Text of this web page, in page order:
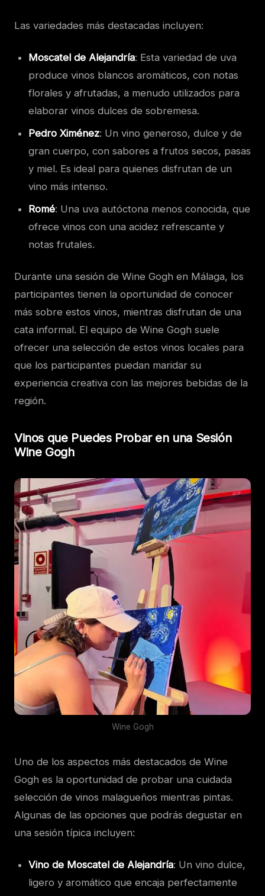
Las variedades más destacadas incluyen:
Moscatel de Alejandría: Esta variedad de uva
produce vinos blancos aromáticos, con notas
florales y afrutadas, a menudo utilizados para
elaborar vinos dulces de sobremesa.
Pedro Ximénez: Un vino generoso, dulce y de
gran cuerpo, con sabores a frutos secos, pasas
y miel. Es ideal para quienes disfrutan de un
vino más intenso.
Romé: Una uva autóctona menos conocida, que
ofrece vinos con una acidez refrescante y
notas frutales.
Durante una sesión de Wine Gogh en Málaga, los
participantes tienen la oportunidad de conocer
más sobre estos vinos, mientras disfrutan de una
cata informal. El equipo de Wine Gogh suele
ofrecer una selección de estos vinos locales para
que los participantes puedan maridar su
experiencia creativa con las mejores bebidas de la
región.
Vinos que Puedes Probar en una Sesión
Wine Gogh
Wine Gogh
Uno de los aspectos más destacados de Wine
Gogh es la oportunidad de probar una cuidada
selección de vinos malagueños mientras pintas.
Algunas de las opciones que podrás degustar en
una sesión típica incluyen:
Vino de Moscatel de Alejandría: Un vino dulce,
ligero y aromático que encaja perfectamente